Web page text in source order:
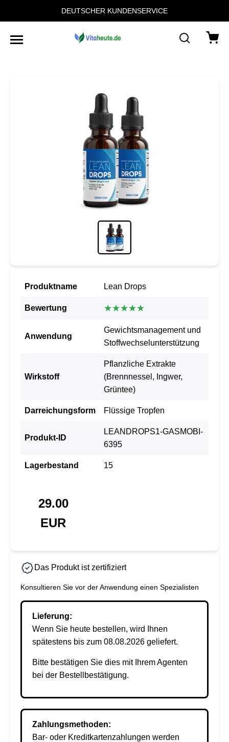
DEUTSCHER KUNDENSERVICE
Produktname Lean Drops
Bewertung ★★★★★
Anwendung
Gewichtsmanagement und
Stoffwechselunterstützung
Wirkstoff
Pflanzliche Extrakte
(Brennnessel, Ingwer,
Grüntee)
Darreichungsform Flüssige Tropfen
Produkt-ID
LEANDROPS1-GASMOBI-
6395
Lagerbestand 15
29.00
EUR
Das Produkt ist zertifiziert
Konsultieren Sie vor der Anwendung einen Spezialisten
Lieferung:
Wenn Sie heute bestellen, wird Ihnen
spätestens bis zum 08.08.2026 geliefert.
Bitte bestätigen Sie dies mit Ihrem Agenten
bei der Bestellbestätigung.
Zahlungsmethoden:
Bar- oder Kreditkartenzahlungen werden